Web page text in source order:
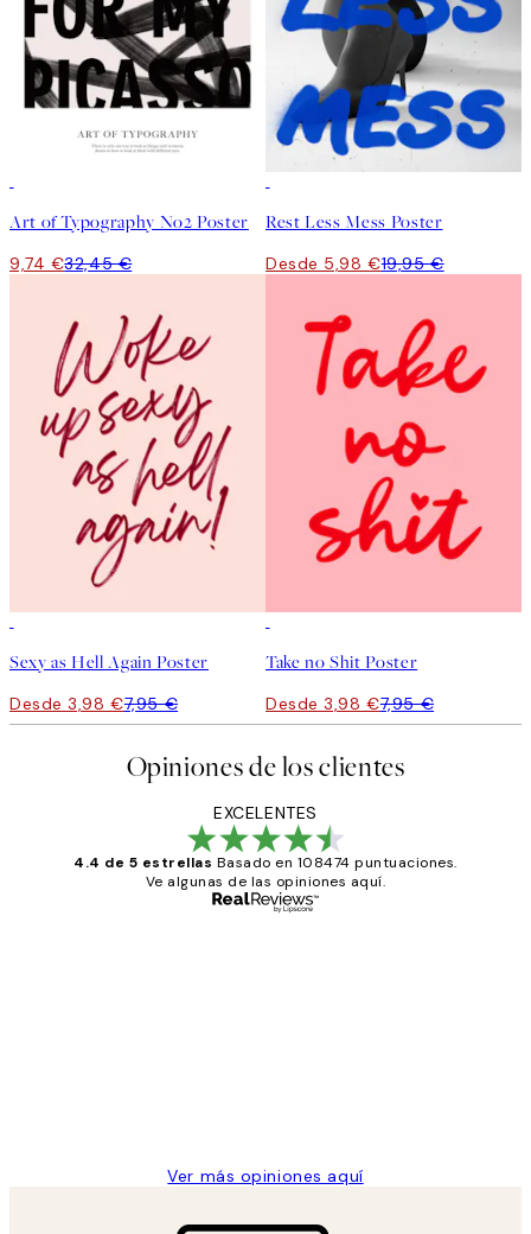
Art of Typography No2 Poster
9,74 €32,45 €
Rest Less Mess Poster
Desde 5,98 €19,95 €
Sexy as Hell Again Poster
Desde 3,98 €7,95 €
Take no Shit Poster
Desde 3,98 €7,95 €
Opiniones de los clientes
EXCELENTES
4.4 de 5 estrellas Basado en 108474 puntuaciones.
Ve algunas de las opiniones aquí.
Ver más opiniones aquí